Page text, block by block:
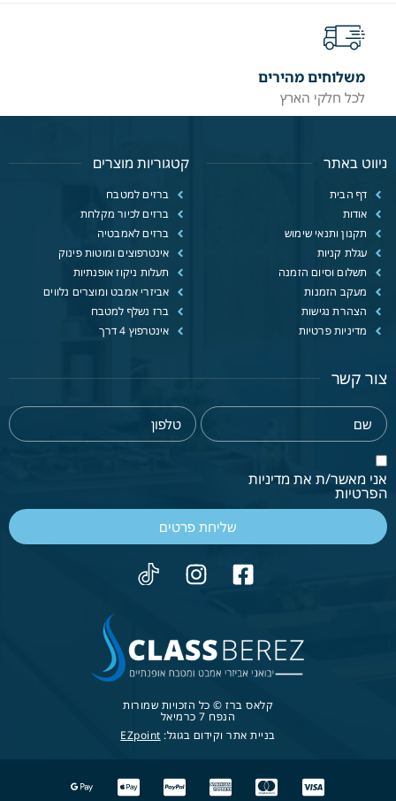
משלוחים מהירים
לכל חלקי הארץ
ניווט באתר
דף הבית
אודות
תקנון ותנאי שימוש
עגלת קניות
תשלום וסיום הזמנה
מעקב הזמנות
הצהרת נגישות
מדיניות פרטיות
קטגוריות מוצרים
ברזים למטבח
ברזים לכיור מקלחת
ברזים לאמבטיה
אינטרפוצים ומוטות פינוק
תעלות ניקוז אופנתיות
אביזרי אמבט ומוצרים נלווים
ברז נשלף למטבח
אינטרפוץ 4 דרך
צור קשר
אני מאשר/ת את מדיניות
הפרטיות
שליחת פרטים
קלאס ברז © כל הזכויות שמורות
הנפח 7 כרמיאל
בניית אתר וקידום בגוגל: EZpoint